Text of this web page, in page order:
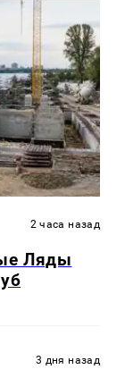
2 часа назад
Ляды
3 дня назад